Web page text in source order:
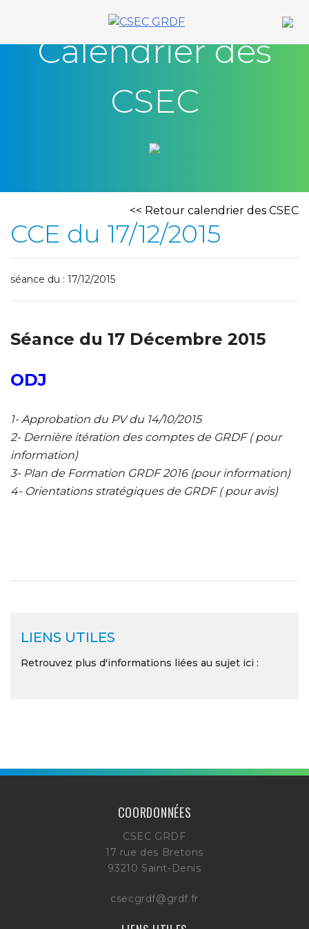
Calendrier des
CSEC
CCE du 17/12/2015
<< Retour calendrier des CSEC
séance du : 17/12/2015
Séance du 17 Décembre 2015
ODJ
1- Approbation du PV du 14/10/2015
2- Dernière itération des comptes de GRDF ( pour
information)
3- Plan de Formation GRDF 2016 (pour information)
4- Orientations stratégiques de GRDF ( pour avis)
LIENS UTILES
Retrouvez plus d'informations liées au sujet ici :
COORDONNÉES
CSEC GRDF
17 rue des Bretons
93210 Saint-Denis
csecgrdf@grdf.fr